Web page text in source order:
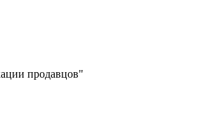
продавцов"